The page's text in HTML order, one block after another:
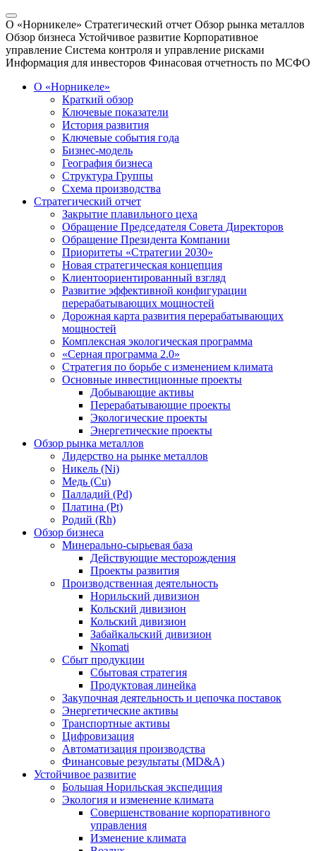
О «Норникеле» Стратегический отчет Обзор рынка металлов
Обзор бизнеса Устойчивое развитие Корпоративное
управление Система контроля и управление рисками
Информация для инвесторов Финасовая отчетность по МСФО
О «Норникеле»
Краткий обзор
Ключевые показатели
История развития
Ключевые события года
Бизнес-модель
География бизнеса
Структура Группы
Схема производства
Стратегический отчет
Закрытие плавильного цеха
Обращение Председателя Совета Директоров
Обращение Президента Компании
Приоритеты «Стратегии 2030»
Новая стратегическая концепция
Клиентоориентированный взгляд
Развитие эффективной конфигурации
перерабатывающих мощностей
Дорожная карта развития перерабатывающих
мощностей
Комплексная экологическая программа
«Серная программа 2.0»
Стратегия по борьбе с изменением климата
Основные инвестиционные проекты
Добывающие активы
Перерабатывающие проекты
Экологические проекты
Энергетические проекты
Обзор рынка металлов
Лидерство на рынке металлов
Никель (Ni)
Медь (Cu)
Палладий (Pd)
Платина (Pt)
Родий (Rh)
Обзор бизнеса
Минерально-сырьевая база
Действующие месторождения
Проекты развития
Производственная деятельность
Норильский дивизион
Кольский дивизион
Кольский дивизион
Забайкальский дивизион
Nkomati
Сбыт продукции
Сбытовая стратегия
Продуктовая линейка
Закупочная деятельность и цепочка поставок
Энергетические активы
Транспортные активы
Цифровизация
Автоматизация производства
Финансовые результаты (MD&A)
Устойчивое развитие
Большая Норильская экспедиция
Экология и изменение климата
Совершенствование корпоративного
управления
Изменение климата